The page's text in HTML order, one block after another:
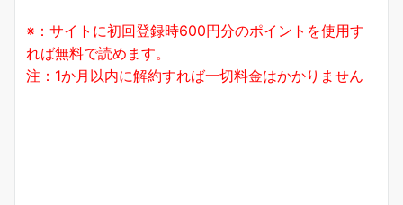
※：サイトに初回登録時600円分のポイントを使用す
れば無料で読めます。
注：1か月以内に解約すれば一切料金はかかりません